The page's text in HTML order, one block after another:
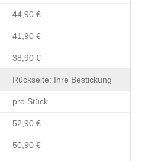
44,90 €
41,90 €
38,90 €
Rückseite: Ihre Bestickung
pro Stück
52,90 €
50,90 €